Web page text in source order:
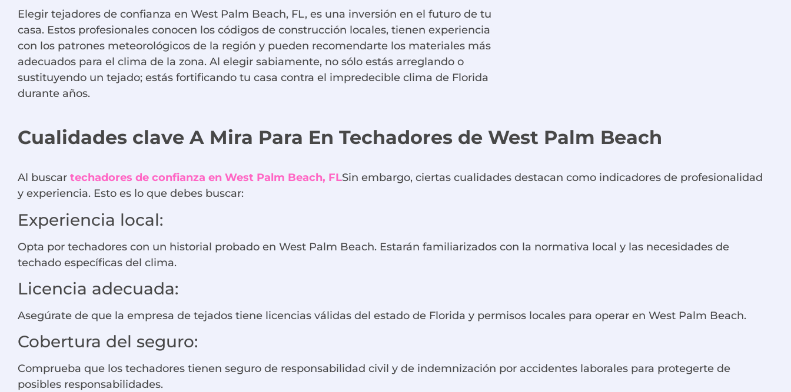
Elegir tejadores de confianza en West Palm Beach, FL, es una inversión en el futuro de tu
casa. Estos profesionales conocen los códigos de construcción locales, tienen experiencia
con los patrones meteorológicos de la región y pueden recomendarte los materiales más
adecuados para el clima de la zona. Al elegir sabiamente, no sólo estás arreglando o
sustituyendo un tejado; estás fortificando tu casa contra el impredecible clima de Florida
durante años.
Cualidades clave A Mira Para En Techadores de West Palm Beach
Al buscar techadores de confianza en West Palm Beach, FLSin embargo, ciertas cualidades destacan como indicadores de profesionalidad
y experiencia. Esto es lo que debes buscar:
Experiencia local:
Opta por techadores con un historial probado en West Palm Beach. Estarán familiarizados con la normativa local y las necesidades de
techado específicas del clima.
Licencia adecuada:
Asegúrate de que la empresa de tejados tiene licencias válidas del estado de Florida y permisos locales para operar en West Palm Beach.
Cobertura del seguro:
Comprueba que los techadores tienen seguro de responsabilidad civil y de indemnización por accidentes laborales para protegerte de
posibles responsabilidades.